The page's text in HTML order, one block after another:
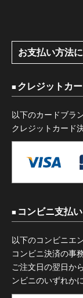
お支払い方法
クレジットカ
以下のカードブラ
クレジットカード
コンビニ支払い
以下のコンビニエ
コンビニ決済の事
ご注文日の翌日か
ンビニのいずれか